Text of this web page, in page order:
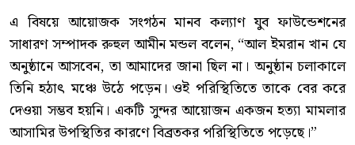
এ বিষয়ে আয়োজক সংগঠন মানব কল্যাণ যুব ফাউন্ডেশনের
সাধারণ সম্পাদক রুহুল আমীন মন্ডল বলেন, “আল ইমরান খান যে
অনুষ্ঠানে আসবেন, তা আমাদের জানা ছিল না। অনুষ্ঠান চলাকালে
তিনি হঠাৎ মঞ্চে উঠে পড়েন। ওই পরিস্থিতিতে তাকে বের করে
দেওয়া সম্ভব হয়নি। একটি সুন্দর আয়োজন একজন হত্যা মামলার
আসামির উপস্থিতির কারণে বিব্রতকর পরিস্থিতিতে পড়েছে।”